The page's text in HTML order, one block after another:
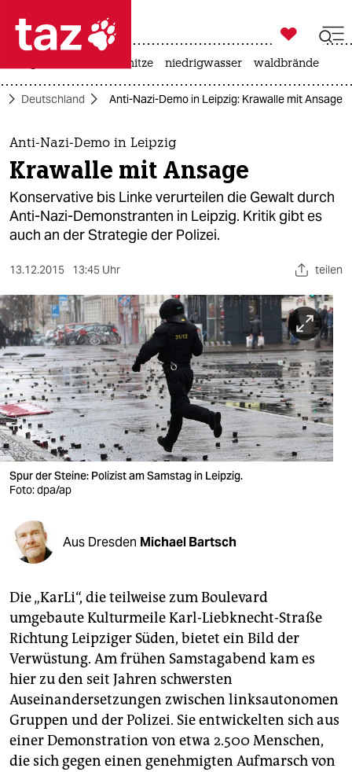
 taz zahl ich
taz zahl ich
themen
politik
öko
sport
berlin
nord
wahrheit
verlag
verlag
veranstaltungen
shop
unterstützen
abo
genossenschaft
epaper login

taz zahl ich
hitze niedrigwasser waldbrände
Deutschland Anti-Nazi-Demo in Leipzig: Krawalle mit Ansage
Anti-Nazi-Demo in Leipzig
Krawalle mit Ansage
Konservative bis Linke verurteilen die Gewalt durch
Anti-Nazi-Demonstranten in Leipzig. Kritik gibt es
auch an der Strategie der Polizei.
13.12.2015 13:45 Uhr teilen
Spur der Steine: Polizist am Samstag in Leipzig.
Foto: dpa/ap
Aus Dresden Michael Bartsch
Die „KarLi“, die teilweise zum Boulevard
umgebaute Kulturmeile Karl-Liebknecht-Straße
Richtung Leipziger Süden, bietet ein Bild der
Verwüstung. Am frühen Samstagabend kam es
hier zu den seit Jahren schwersten
Auseinandersetzungen zwischen linksautonomen
Gruppen und der Polizei. Sie entwickelten sich aus
einer Demonstration von etwa 2.500 Menschen,
die sich gegen einen genehmigten Aufmarsch von